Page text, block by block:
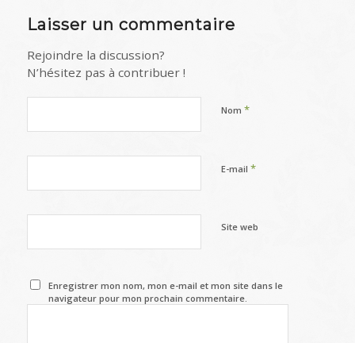
Laisser un commentaire
Rejoindre la discussion?
N’hésitez pas à contribuer !
Nom *
E-mail *
Site web
Enregistrer mon nom, mon e-mail et mon site dans le
navigateur pour mon prochain commentaire.